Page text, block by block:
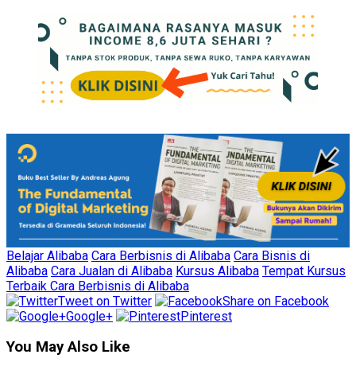
Belajar Alibaba Cara Berbisnis di Alibaba Cara Bisnis di
Alibaba Cara Jualan di Alibaba Kursus Alibaba Tempat Kursus
Terbaik Cara Berbisnis di Alibaba
Tweet on Twitter
Share on Facebook
Google+
Pinterest
You May Also Like